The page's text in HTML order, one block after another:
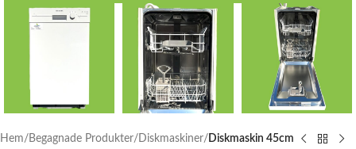
Hem Begagnade Produkter Diskmaskiner Diskmaskin 45cm